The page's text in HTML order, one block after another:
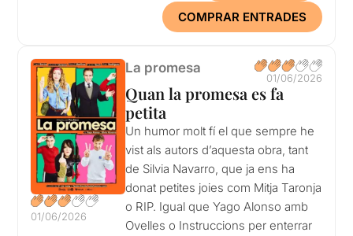
COMPRAR ENTRADES
01/06/2026
La promesa
01/06/2026
Quan la promesa es fa
petita
Un humor molt fí el que sempre he
vist als autors d’aquesta obra, tant
de Silvia Navarro, que ja ens ha
donat petites joies com Mitja Taronja
o RIP. Igual que Yago Alonso amb
Ovelles o Instruccions per enterrar